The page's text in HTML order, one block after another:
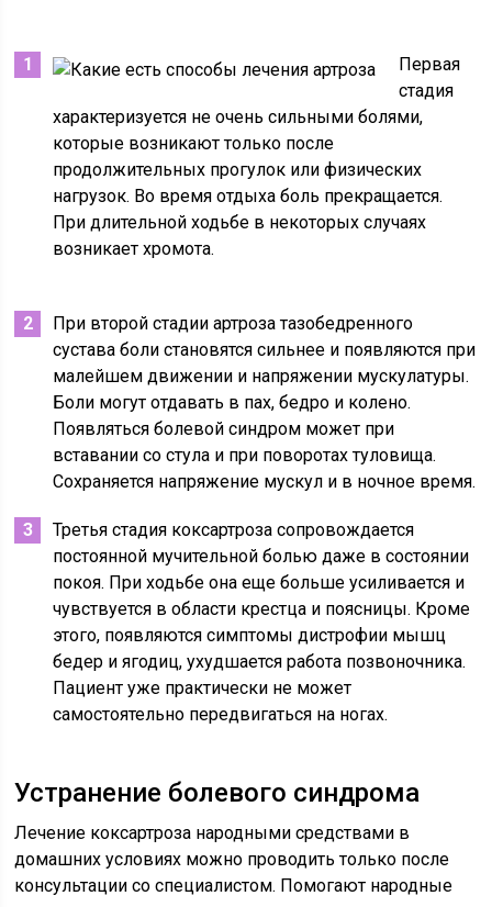
Первая
стадия
характеризуется не очень сильными болями,
которые возникают только после
продолжительных прогулок или физических
нагрузок. Во время отдыха боль прекращается.
При длительной ходьбе в некоторых случаях
возникает хромота.
При второй стадии артроза тазобедренного
сустава боли становятся сильнее и появляются при
малейшем движении и напряжении мускулатуры.
Боли могут отдавать в пах, бедро и колено.
Появляться болевой синдром может при
вставании со стула и при поворотах туловища.
Сохраняется напряжение мускул и в ночное время.
Третья стадия коксартроза сопровождается
постоянной мучительной болью даже в состоянии
покоя. При ходьбе она еще больше усиливается и
чувствуется в области крестца и поясницы. Кроме
этого, появляются симптомы дистрофии мышц
бедер и ягодиц, ухудшается работа позвоночника.
Пациент уже практически не может
самостоятельно передвигаться на ногах.
Устранение болевого синдрома
Лечение коксартроза народными средствами в
домашних условиях можно проводить только после
консультации со специалистом. Помогают народные